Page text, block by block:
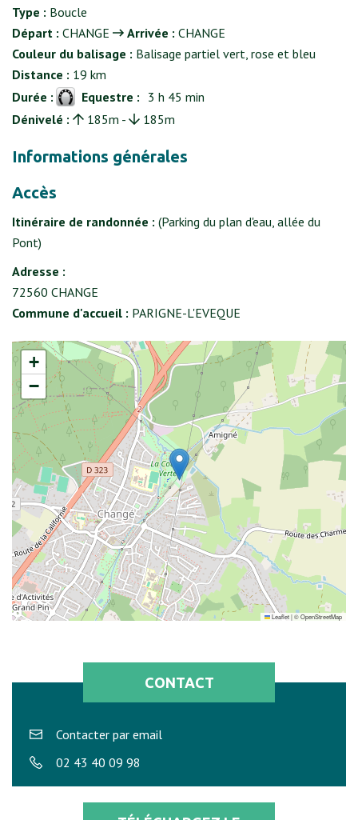
Type : Boucle
Départ : CHANGE Arrivée : CHANGE
Couleur du balisage : Balisage partiel vert, rose et bleu
Distance : 19 km
Durée :
Equestre : 3 h 45 min
Dénivelé :
185m - 185m
Informations générales
Accès
Itinéraire de randonnée : (Parking du plan d'eau, allée du
Pont)
Adresse :
72560 CHANGE
Commune d'accueil : PARIGNE-L'EVEQUE
+
−
Leaflet|©OpenStreetMap
CONTACT
Contacter par email
02 43 40 09 98